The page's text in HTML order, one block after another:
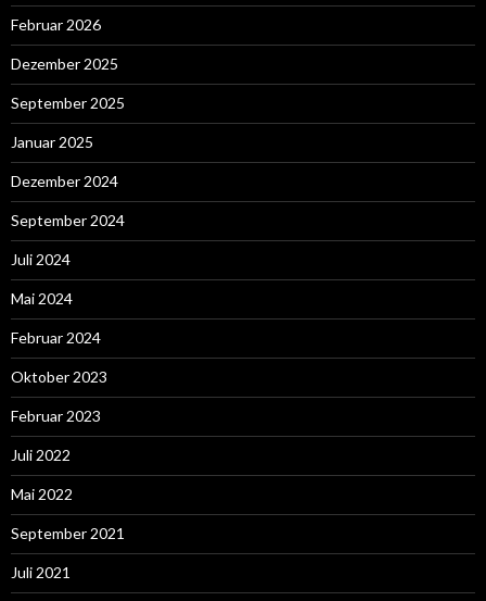
Februar 2026
Dezember 2025
September 2025
Januar 2025
Dezember 2024
September 2024
Juli 2024
Mai 2024
Februar 2024
Oktober 2023
Februar 2023
Juli 2022
Mai 2022
September 2021
Juli 2021